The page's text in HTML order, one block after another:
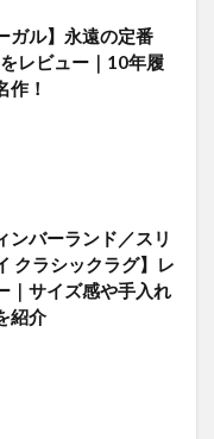
ガル】永遠の定番
レビュー｜10年履
作！
ンバーランド／スリ
クラシックラグ】レ
｜サイズ感や手入れ
紹介